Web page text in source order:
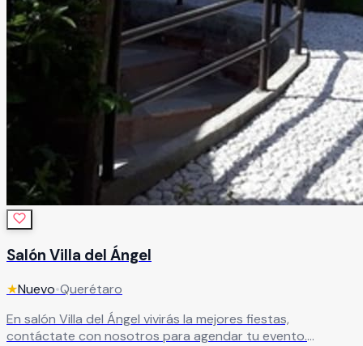
Salón Villa del Ángel
★Nuevo•Querétaro
En salón Villa del Ángel vivirás la mejores fiestas,
contáctate con nosotros para agendar tu evento.